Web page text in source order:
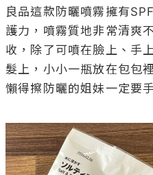
良品這款防曬噴霧擁有
護力，噴霧質地非常清爽
收，除了可噴在臉上、手
髮上，小小一瓶放在包包
懶得擦防曬的姐妹一定要